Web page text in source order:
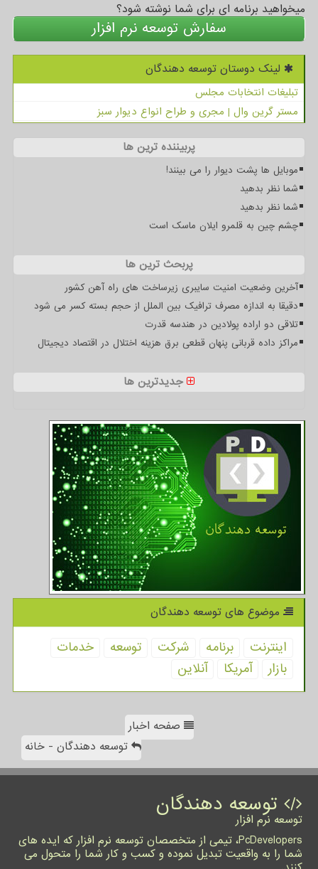
میخواهید برنامه ای برای شما نوشته شود؟
سفارش توسعه نرم افزار
لینک دوستان توسعه دهندگان
تبلیغات انتخابات مجلس
مستر گرین وال | مجری و طراح انواع دیوار سبز
پربیننده ترین ها
موبایل ها پشت دیوار را می بینند!
شما نظر بدهید
شما نظر بدهید
چشم چین به قلمرو ایلان ماسک است
پربحث ترین ها
آخرین وضعیت امنیت سایبری زیرساخت های راه آهن کشور
دقیقا به اندازه مصرف ترافیک بین الملل از حجم بسته کسر می شود
تلاقی دو اراده پولادین در هندسه قدرت
مراکز داده قربانی پنهان قطعی برق هزینه اختلال در اقتصاد دیجیتال
جدیدترین ها
موضوع های توسعه دهندگان
اینترنت برنامه شركت توسعه
خدمات
بازار
آمریكا آنلاین
صفحه اخبار
توسعه دهندگان - خانه
توسعه دهندگان
توسعه نرم افزار
PcDevelopers، تیمی از متخصصان توسعه نرم افزار که ایده های
شما را به واقعیت تبدیل نموده و کسب و کار شما را متحول می